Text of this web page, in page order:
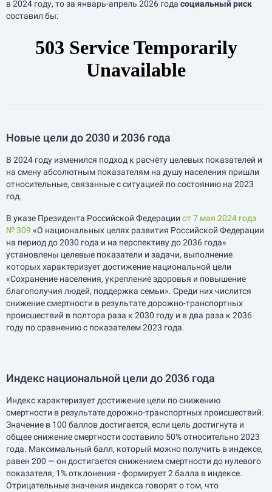
в 2024 году, то за январь-апрель 2026 года социальный риск
составил бы:
Новые цели до 2030 и 2036 года
В 2024 году изменился подход к расчёту целевых показателей и
на смену абсолютным показателям на душу населения пришли
относительные, связанные с ситуацией по состоянию на 2023
год.
В указе Президента Российской Федерации от 7 мая 2024 года
№ 309 «О национальных целях развития Российской Федерации
на период до 2030 года и на перспективу до 2036 года»
установлены целевые показатели и задачи, выполнение
которых характеризует достижение национальной цели
«Сохранение населения, укрепление здоровья и повышение
благополучия людей, поддержка семьи». Среди них числится
снижение смертности в результате дорожно-транспортных
происшествий в полтора раза к 2030 году и в два раза к 2036
году по сравнению с показателем 2023 года.
Индекс национальной цели до 2036 года
Индекс характеризует достижение цели по снижению
смертности в результате дорожно-транспортных происшествий.
Значение в 100 баллов достигается, если цель достигнута и
общее снижение смертности составило 50% относительно 2023
года. Максимальный балл, который можно получить в индексе,
равен 200 — он достигается снижением смертности до нулевого
показателя, 1% отклонения - формирует 2 балла в индексе.
Отрицательные значения индекса говорят о том, что